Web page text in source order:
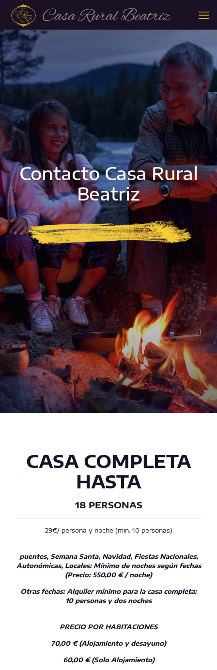
Contacto Casa Rural
Beatriz
CASA COMPLETA
HASTA
18 PERSONAS
29€/ persona y noche (min. 10 personas)
puentes, Semana Santa, Navidad, Fiestas Nacionales,
Autonómicas, Locales: Mínimo de noches según fechas
(Precio: 550,00 € / noche)
Otras fechas: Alquiler mínimo para la casa completa:
10 personas y dos noches
PRECIO POR HABITACIONES
70,00 € (Alojamiento y desayuno)
60,00 € (Solo Alojamiento)